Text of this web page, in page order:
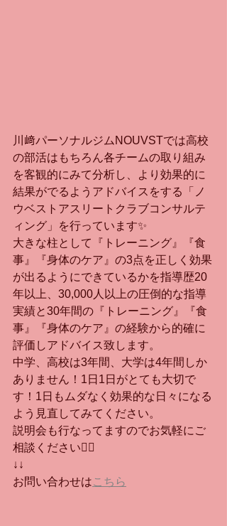
川﨑パーソナルジムNOUVSTでは高校
の部活はもちろん各チームの取り組み
を客観的にみて分析し、より効果的に
結果がでるようアドバイスをする「ノ
ウベストアスリートクラブコンサルテ
ィング」を行っています✨
大きな柱として『トレーニング』『食
事』『身体のケア』の3点を正しく効果
が出るようにできているかを指導歴20
年以上、30,000人以上の圧倒的な指導
実績と30年間の『トレーニング』『食
事』『身体のケア』の経験から的確に
評価しアドバイス致します。
中学、高校は3年間、大学は4年間しか
ありません！1日1日がとても大切で
す！1日もムダなく効果的な日々になる
よう見直してみてください。
説明会も行なってますのでお気軽にご
相談ください🙇‍♂️
↓↓
お問い合わせはこちら